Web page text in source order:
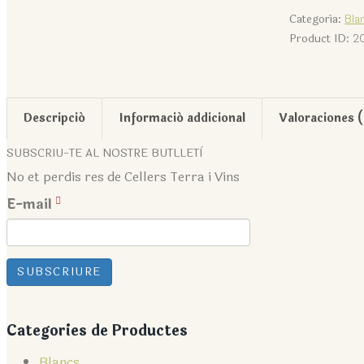
Categoría:
Product ID:
Descripció Informació addicional Valoraciones
SUBSCRIU-TE AL NOSTRE BUTLLETÌ
No et perdis res de Cellers Terra i Vins
E-mail
Categories de Productes